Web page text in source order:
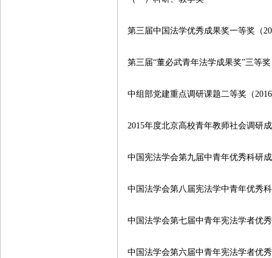
第三届中国法学优秀成果奖一等奖（
第三届“董必武青年法学成果奖”三等
中组部党建重点调研课题二等奖（2016
2015年度北京高校青年教师社会调研
中国宪法学会第九届中青年优秀科研
中国法学会第八届宪法学中青年优秀
中国法学会第七届中青年宪法学者优
中国法学会第六届中青年宪法学者优